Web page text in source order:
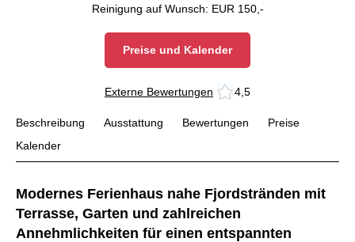
Reinigung auf Wunsch: EUR 150,-
Preise und Kalender
Externe Bewertungen 4,5
Beschreibung Ausstattung Bewertungen
Preise
Kalender
Modernes Ferienhaus nahe Fjordstränden mit
Terrasse, Garten und zahlreichen
Annehmlichkeiten für einen entspannten